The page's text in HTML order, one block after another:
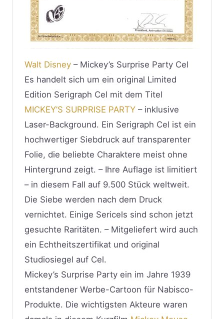
Walt Disney – Mickey’s Surprise Party Cel
Es handelt sich um ein original Limited
Edition Serigraph Cel mit dem Titel
MICKEY’S SURPRISE PARTY – inklusive
Laser-Background. Ein Serigraph Cel ist ein
hochwertiger Siebdruck auf transparenter
Folie, die beliebte Charaktere meist ohne
Hintergrund zeigt. – Ihre Auflage ist limitiert
– in diesem Fall auf 9.500 Stück weltweit.
Die Siebe werden nach dem Druck
vernichtet. Einige Sericels sind schon jetzt
gesuchte Raritäten. – Mitgeliefert wird auch
ein Echtheitszertifikat und original
Studiosiegel auf Cel.
Mickey’s Surprise Party ein im Jahre 1939
entstandener Werbe-Cartoon für Nabisco-
Produkte. Die wichtigsten Akteure waren